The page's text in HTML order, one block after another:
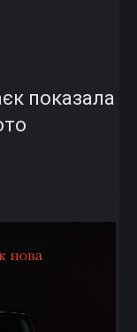
показала